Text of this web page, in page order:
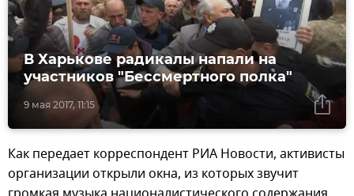
9 мая 2017, 11:15
В Харькове радикалы напали на
участников "Бессмертного полка"
Как передает корреспондент РИА Новости, активисты
организации открыли окна, из которых звучит